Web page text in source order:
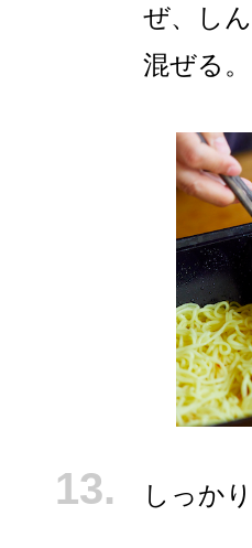
ぜ、し
混ぜる。
しっか